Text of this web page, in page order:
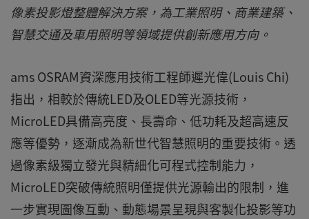
像素投影燈整體解決方案，為工業照明、商業建築、
智慧交通及車用照明等領域提供創新應用方向。
ams OSRAM資深應用技術工程師遲光偉(Louis Chi)
指出，相較於傳統LED及OLED等光源技術，
MicroLED具備高亮度、長壽命、低功耗及超高速反
應等優勢，逐漸成為新世代智慧照明的重要技術。透
過像素級獨立發光與精細化可程式控制能力，
MicroLED突破傳統照明僅提供光源輸出的限制，進
一步實現圖像互動、動態場景呈現與客製化投影等功